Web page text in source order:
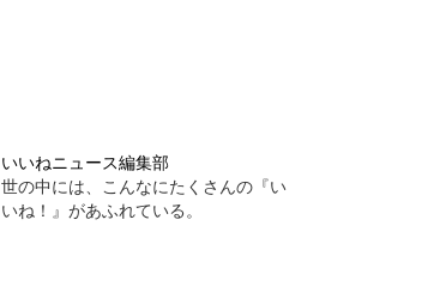
いいねニュース編集部
世の中には、こんなにたくさんの『い
いね！』があふれている。